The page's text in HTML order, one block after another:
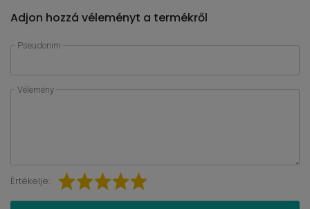
Adjon hozzá véleményt a termékről
Pseudonim
Vélemény
Értékelje: